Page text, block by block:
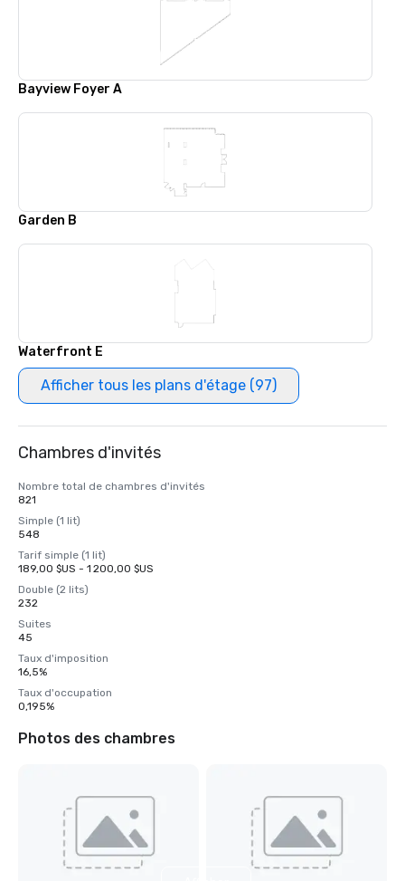
Bayview Foyer A
Garden B
Waterfront E
Afficher tous les plans d'étage (97)
Chambres d'invités
Nombre total de chambres d'invités
821
Simple (1 lit)
548
Tarif simple (1 lit)
189,00 $US - 1 200,00 $US
Double (2 lits)
232
Suites
45
Taux d'imposition
16,5%
Taux d'occupation
0,195%
Photos des chambres